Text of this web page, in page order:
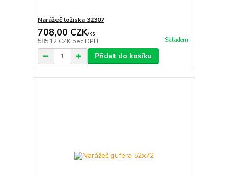
Narážeč ložiska 32307
708,00 CZK/ks
585,12 CZK bez DPH Skladem
Přidat do košíku